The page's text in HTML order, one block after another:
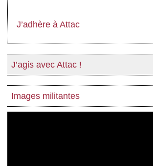
J’adhère à Attac
J’agis avec Attac !
Images militantes